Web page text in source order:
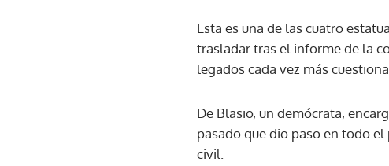
Esta es una de las cuatro
trasladar tras el informe de la
legados cada vez más
De Blasio, un demócrata,
pasado que dio paso en todo
civil.